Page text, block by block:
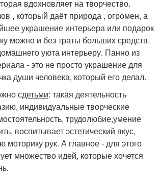
вдохновляет на творчество.
, который даёт природа , огромен, а
украшение интерьера или подарок
можно и без траты больших средств.
уюта интерьеру. Панно из
- это не просто украшение для
души человека, который его делал.
сдетьми: такая деятельность
индивидуальные творческие
трудолюбие,умение
воспитывает эстетический вкус,
моторику рук. А главное - для этого
множество идей, которые хочется